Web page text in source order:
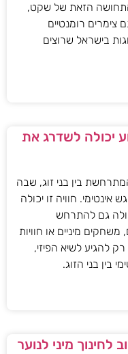
הזאת של שקט,
צימרים רומנטיים
בישראל שרוצים
יכולה לשדרג את
בין בני זוג, שבה
חוויה זו יכולה
גם להתרחש
מיניים או חוויות
להגיע לשיא הפיזי,
בין בני הזוג.
מיני לנוער